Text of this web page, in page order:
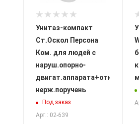
Унитаз-компакт
Ст.Оскол Персона
Ком. для людей с
наруш.опорно-
двигат.аппарата+откидной
нерж.поручень
Под заказ
Арт.: 02-639